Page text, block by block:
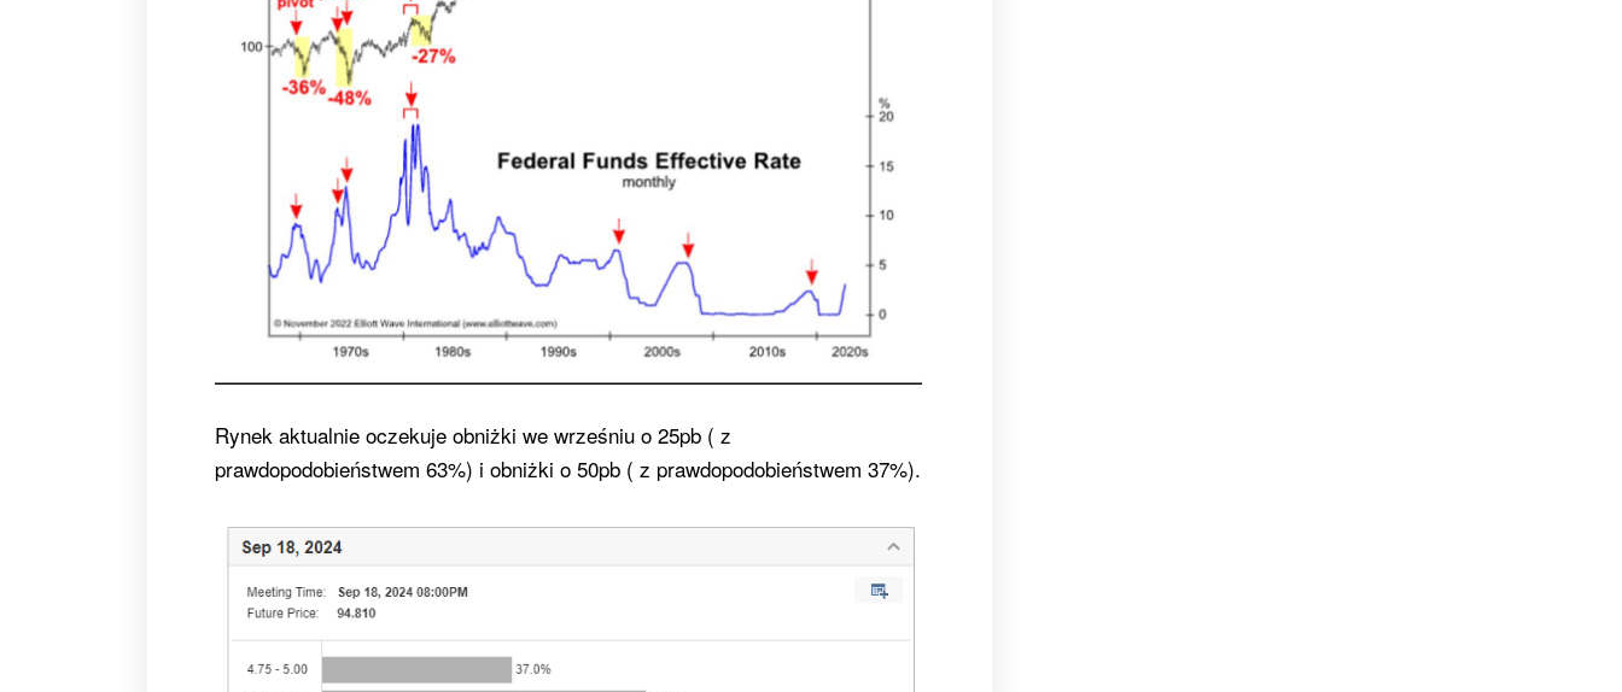
Rynek aktualnie oczekuje obniżki we wrześniu o 25pb ( z
prawdopodobieństwem 63%) i obniżki o 50pb ( z prawdopodobieństwem 37%).